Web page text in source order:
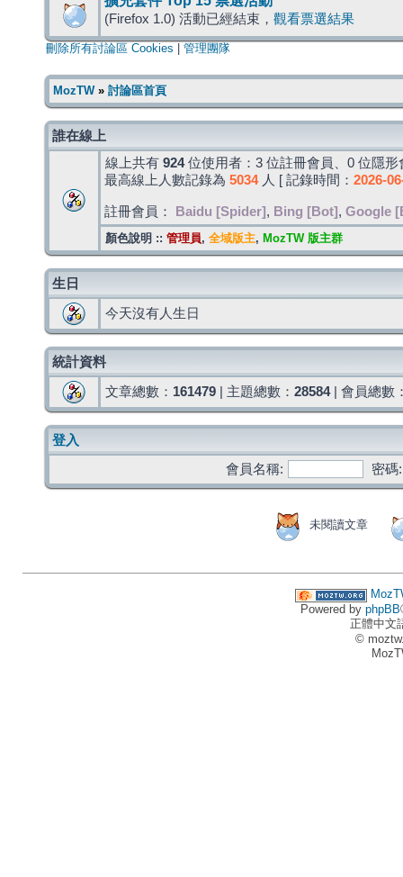
(Firefox 1.0) 活動已經結束， 觀看票選結果
刪除所有討論區 Cookies 管理團隊
MozTW» 討論區首頁
誰在線上
線上共有 924位使用者：3 位註冊會員、0 位隱
最高線上人數記錄為 5034人 [ 記錄時間： 2026-
註冊會員： Baidu [Spider] , Bing [Bot] , Google
顏色說明 :: 管理員, 全域版主, MozTW 版主群
生日
今天沒有人生日
統計資料
文章總數： 161479 | 主題總數： 28584| 會員總數
登入
會員名稱:
密碼:
未閱讀文章
Powered by phpBB
正體中文
©